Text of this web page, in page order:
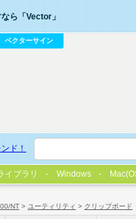
NT > ユーティリティ > クリップボード
ら「Vector」
ベクターサイン
ド！
イブラリ Windows